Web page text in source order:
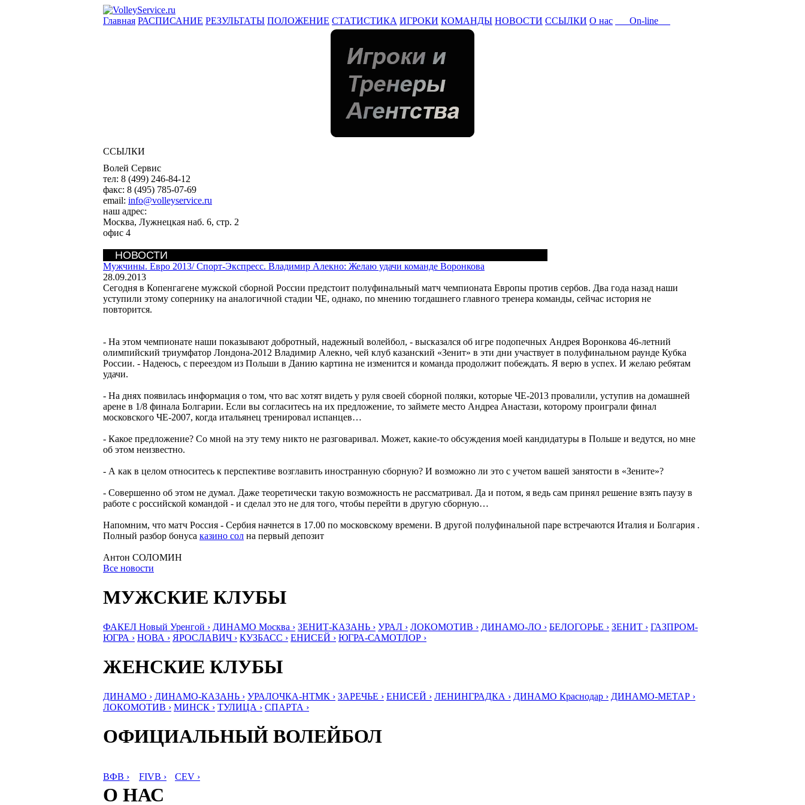
Главная РАСПИСАНИЕ РЕЗУЛЬТАТЫ ПОЛОЖЕНИЕ СТАТИСТИКА ИГРОКИ КОМАНДЫ НОВОСТИ ССЫЛКИ О нас On-line
ССЫЛКИ
Волей Сервис
тел: 8 (499) 246-84-12
факс: 8 (495) 785-07-69
email: info@volleyservice.ru
наш адрес:
Москва, Лужнецкая наб. 6, стр. 2
офис 4
НОВОСТИ
Мужчины. Евро 2013/Спорт-Экспресс. Владимир Алекно: Желаю удачи команде Воронкова
28.09.2013
Сегодня в Копенгагене мужской сборной России предстоит полуфинальный матч чемпионата Европы против сербов. Два года назад наши
уступили этому сопернику на аналогичной стадии ЧЕ, однако, по мнению тогдашнего главного тренера команды, сейчас история не
повторится.
- На этом чемпионате наши показывают добротный, надежный волейбол, - высказался об игре подопечных Андрея Воронкова 46-летний
олимпийский триумфатор Лондона-2012 Владимир Алекно, чей клуб казанский «Зенит» в эти дни участвует в полуфинальном раунде Кубка
России. - Надеюсь, с переездом из Польши в Данию картина не изменится и команда продолжит побеждать. Я верю в успех. И желаю ребятам
удачи.
- На днях появилась информация о том, что вас хотят видеть у руля своей сборной поляки, которые ЧЕ-2013 провалили, уступив на домашней
арене в 1/8 финала Болгарии. Если вы согласитесь на их предложение, то займете место Андреа Анастази, которому проиграли финал
московского ЧЕ-2007, когда итальянец тренировал испанцев…
- Какое предложение? Со мной на эту тему никто не разговаривал. Может, какие-то обсуждения моей кандидатуры в Польше и ведутся, но мне
об этом неизвестно.
- А как в целом относитесь к перспективе возглавить иностранную сборную? И возможно ли это с учетом вашей занятости в «Зените»?
- Совершенно об этом не думал. Даже теоретически такую возможность не рассматривал. Да и потом, я ведь сам принял решение взять паузу в
работе с российской командой - и сделал это не для того, чтобы перейти в другую сборную…
Напомним, что матч Россия - Сербия начнется в 17.00 по московскому времени. В другой полуфинальной паре встречаются Италия и Болгария .
Полный разбор бонуса казино сол на первый депозит
Антон СОЛОМИН
Все новости
МУЖСКИЕ КЛУБЫ
ФАКЕЛ Новый Уренгой › ДИНАМО Москва › ЗЕНИТ-КАЗАНЬ › УРАЛ › ЛОКОМОТИВ › ДИНАМО-ЛО › БЕЛОГОРЬЕ › ЗЕНИТ › ГАЗПРОМ-
ЮГРА › НОВА › ЯРОСЛАВИЧ › КУЗБАСС › ЕНИСЕЙ › ЮГРА-САМОТЛОР ›
ЖЕНСКИЕ КЛУБЫ
ДИНАМО › ДИНАМО-КАЗАНЬ › УРАЛОЧКА-НТМК › ЗАРЕЧЬЕ › ЕНИСЕЙ › ЛЕНИНГРАДКА › ДИНАМО Краснодар › ДИНАМО-МЕТАР ›
ЛОКОМОТИВ › МИНСК › ТУЛИЦА › СПАРТА ›
ОФИЦИАЛЬНЫЙ ВОЛЕЙБОЛ
ВФВ › FIVB › CEV ›
О НАС